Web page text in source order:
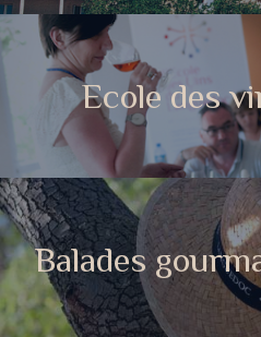
Ecole des
Balades